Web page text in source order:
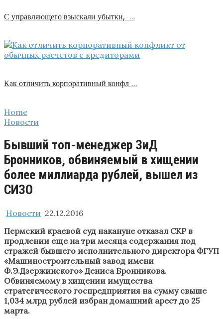
С управляющего взыскали убытки, …
Как отличить корпоративный конфл …
Home
Новости
Бывший топ-менеджер ЗиД
Бронников, обвиняемый в хищении
более миллиарда рублей, вышел из
СИЗО
Новости 22.12.2016
Пермский краевой суд накануне отказал СКР в
продлении еще на три месяца содержания под
стражей бывшего исполнительного директора ФГУП
«Машиностроительный завод имени
Ф.Э.Дзержинского» Дениса Бронникова.
Обвиняемому в хищении имущества
стратегического госпредприятия на сумму свыше
1,034 млрд рублей избран домашний арест до 25
марта.